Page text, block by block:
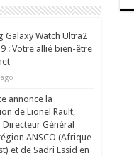
Galaxy Watch Ultra2
: Votre allié bien-être
annonce la
de Lionel Rault,
Directeur Général
ANSCO (Afrique
et de Sadri Essid en